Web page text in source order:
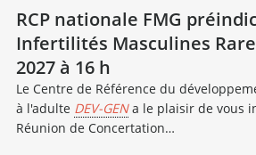
RCP nationale FMG
Infertilités Masculines
2027 à 16 h
Le Centre de Référence du
à l'adulte DEV-GENa le plaisir de vous
Réunion de Concertation…